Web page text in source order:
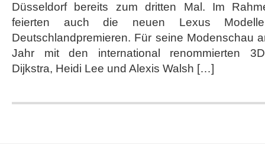
Düsseldorf bereits zum dritten Mal. Im
feierten auch die neuen Lexus
Deutschlandpremieren. Für seine Modenschau
Jahr mit den international renommierten
Dijkstra, Heidi Lee und Alexis Walsh […]